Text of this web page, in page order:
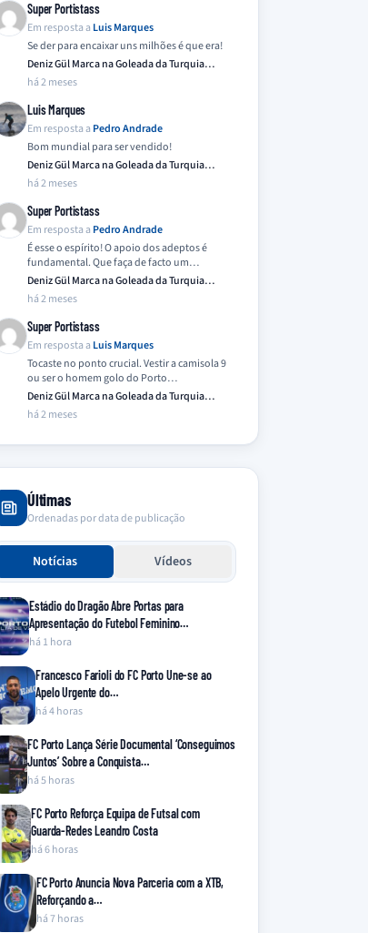
Super Portistass
Em resposta a Luis Marques
Se der para encaixar uns milhões é que era!
Deniz Gül Marca na Goleada da Turquia
Frente…
há 2 meses
Luis Marques
Em resposta a Pedro Andrade
Bom mundial para ser vendido!
Deniz Gül Marca na Goleada da Turquia
Frente…
há 2 meses
Super Portistass
Em resposta a Pedro Andrade
É esse o espírito! O apoio dos adeptos é
fundamental. Que faça de facto um…
Deniz Gül Marca na Goleada da Turquia
Frente…
há 2 meses
Super Portistass
Em resposta a Luis Marques
Tocaste no ponto crucial. Vestir a camisola 9
ou ser o homem golo do Porto…
Deniz Gül Marca na Goleada da Turquia
Frente…
há 2 meses
Últimas
Ordenadas por data de publicação
Notícias Vídeos
Estádio do Dragão Abre Portas para
Apresentação do Futebol Feminino…
há 1 hora
Francesco Farioli do FC Porto Une-se ao
Apelo Urgente do…
há 4 horas
FC Porto Lança Série Documental ‘Conseguimos
Juntos’ Sobre a Conquista…
há 5 horas
FC Porto Reforça Equipa de Futsal com
Guarda-Redes Leandro Costa
há 6 horas
FC Porto Anuncia Nova Parceria com a XTB,
Reforçando a…
há 7 horas